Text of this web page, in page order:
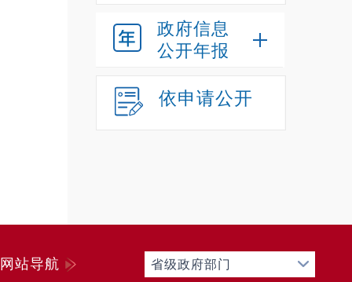
政府信息
公开年报
依申请公开
网站导航 省级政府部门